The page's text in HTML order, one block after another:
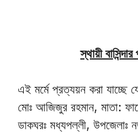
স্থায়ী
এই মর্মে প্রত্যয়ন করা যাচ্ছে
মোঃ আজিজুর রহমান, মাতা:
ডাকঘরঃ মধ্যপল্লী, উপজেলাঃ